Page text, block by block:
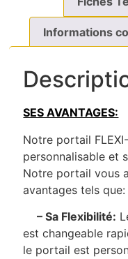
Informations
SES AVANTAGES:
Notre portail
personnalisable et
Notre portail vous
avantages tels que:
– Sa Flexibilité:
est changeable
le portail est